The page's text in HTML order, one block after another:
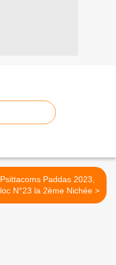
Psittacoms Paddas 2023,
Bloc N°23 la 2ème Nichée >